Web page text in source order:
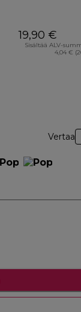
19,90 €
Sisältää ALV-
4,04 €
Vertaa